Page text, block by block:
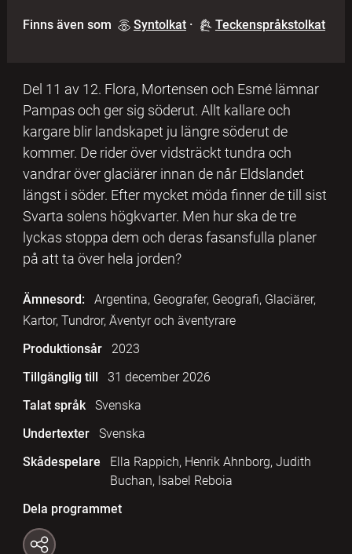
Finns även som Syntolkat · Teckenspråkstolkat
Del 11 av 12. Flora, Mortensen och Esmé lämnar
Pampas och ger sig söderut. Allt kallare och
kargare blir landskapet ju längre söderut de
kommer. De rider över vidsträckt tundra och
vandrar över glaciärer innan de når Eldslandet
längst i söder. Efter mycket möda finner de till sist
Svarta solens högkvarter. Men hur ska de tre
lyckas stoppa dem och deras fasansfulla planer
på att ta över hela jorden?
Ämnesord:
Argentina, Geografer, Geografi, Glaciärer,
Kartor, Tundror, Äventyr och äventyrare
Produktionsår
2023
Tillgänglig till
31 december 2026
Talat språk
Svenska
Undertexter
Svenska
Skådespelare
Ella Rappich, Henrik Ahnborg, Judith
Buchan, Isabel Reboia
Dela programmet